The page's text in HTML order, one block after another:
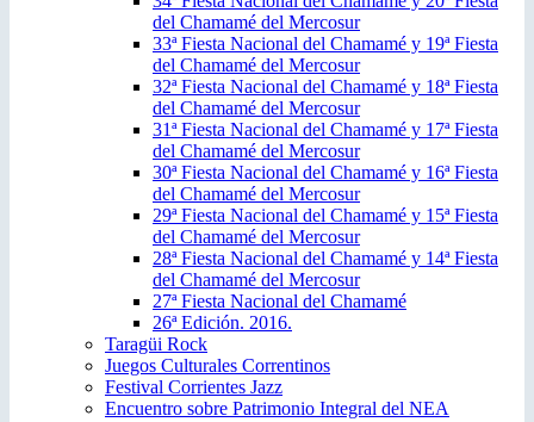
del Chamamé del Mercosur
33ª Fiesta Nacional del Chamamé y 19ª Fiesta
del Chamamé del Mercosur
32ª Fiesta Nacional del Chamamé y 18ª Fiesta
del Chamamé del Mercosur
31ª Fiesta Nacional del Chamamé y 17ª Fiesta
del Chamamé del Mercosur
30ª Fiesta Nacional del Chamamé y 16ª Fiesta
del Chamamé del Mercosur
29ª Fiesta Nacional del Chamamé y 15ª Fiesta
del Chamamé del Mercosur
28ª Fiesta Nacional del Chamamé y 14ª Fiesta
del Chamamé del Mercosur
27ª Fiesta Nacional del Chamamé
26ª Edición. 2016.
Taragüi Rock
Juegos Culturales Correntinos
Festival Corrientes Jazz
Encuentro sobre Patrimonio Integral del NEA